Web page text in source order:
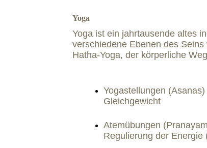
Yoga
Yoga ist ein jahrtausende altes
verschiedene Ebenen des
Hatha-Yoga, der körperliche
Yogastellungen
Gleichgewicht
Atemübungen
Regulierung der Energie